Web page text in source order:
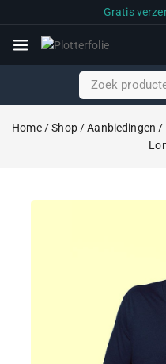
Gratis
Home / Shop / Aanbiedingen /